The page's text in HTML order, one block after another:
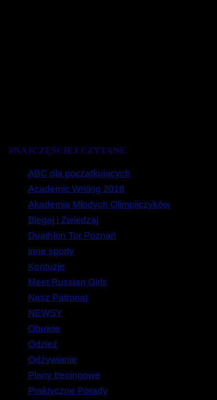
#NAJCZĘŚCIEJ CZYTANE
ABC dla początkujących
Academic Writing 2018
Akademia Młodych Olimpijczyków
Biegaj i Zwiedzaj
Duathlon Tor Poznań
inne sporty
Kontuzje
Meet Russian Girls
Nasz Patronat
NEWSY
Obuwie
Odzież
Odżywianie
Plany treningowe
Praktyczne Porady